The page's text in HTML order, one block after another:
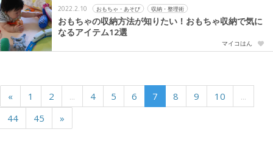
2022.2.10 おもちゃ・あそび 収納・整理術
おもちゃの収納方法が知りたい！おもちゃ収納で気に
なるアイテム12選
マイコはん
« 1 2 ... 4 5 6 7 8 9 10
...
44
45 »